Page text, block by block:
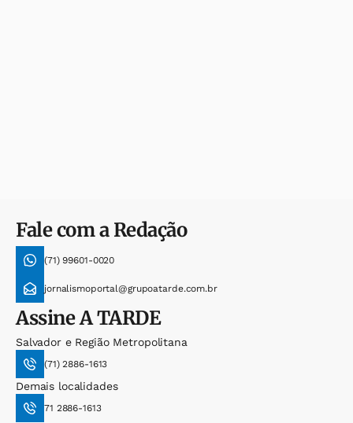
Fale com a Redação
(71) 99601-0020
jornalismoportal@grupoatarde.com.br
AssineA TARDE
Salvador e Região Metropolitana
(71) 2886-1613
Demais localidades
71 2886-1613